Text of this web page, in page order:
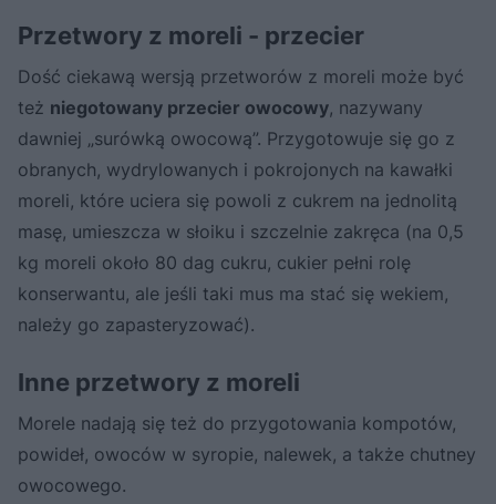
Przetwory z moreli - przecier
Dość ciekawą wersją przetworów z moreli może być
też niegotowany przecier owocowy, nazywany
dawniej „surówką owocową”. Przygotowuje się go z
obranych, wydrylowanych i pokrojonych na kawałki
moreli, które uciera się powoli z cukrem na jednolitą
masę, umieszcza w słoiku i szczelnie zakręca (na 0,5
kg moreli około 80 dag cukru, cukier pełni rolę
konserwantu, ale jeśli taki mus ma stać się wekiem,
należy go zapasteryzować).
Inne przetwory z moreli
Morele nadają się też do przygotowania kompotów,
powideł, owoców w syropie, nalewek, a także chutney
owocowego.